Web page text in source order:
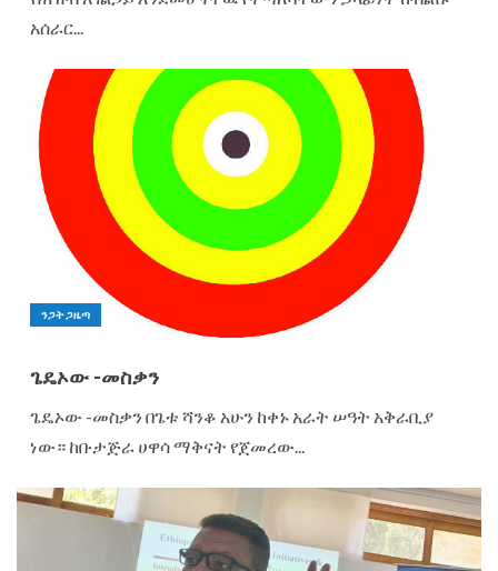
አሰራር...
ንጋት ጋዜጣ
ጌዴኦው -መስቃን
ጌዴኦው -መስቃን በጌቱ ሻንቆ አሁን ከቀኑ አራት ሠዓት አቅራቢያ
ነው። ከቡታጅራ ሀዋሳ ማቅናት የጀመረው...